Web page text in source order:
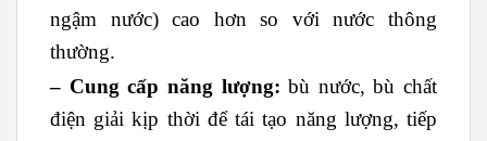
ngậm nước) cao hơn so với nước thông
thường.
– Cung cấp năng lượng: bù nước, bù chất
điện giải kịp thời để tái tạo năng lượng, tiếp